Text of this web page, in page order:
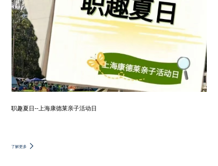
职趣夏日--上海康德莱亲子活动日
了解更多